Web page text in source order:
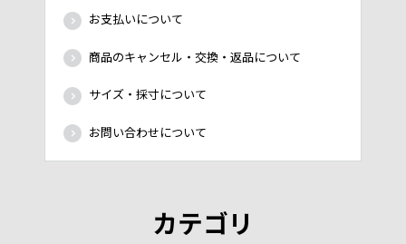
お支払いについて
商品のキャンセル・交換・返品について
サイズ・採寸について
お問い合わせについて
カテゴリ